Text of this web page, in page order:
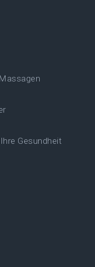
Gesundheit